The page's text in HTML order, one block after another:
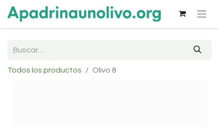
Todos los productos Olivo 8